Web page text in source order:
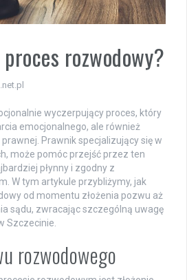
rozwodowy?
wyczerpujący proces, który
emocjonalnego, ale również
Prawnik specjalizujący się w
może pomóc przejść przez ten
płynny i zgodny z
W tym artykule przybliżymy, jak
od momentu złożenia pozwu aż
sądu, zwracając szczególną uwagę
Szczecinie.
rozwodowego